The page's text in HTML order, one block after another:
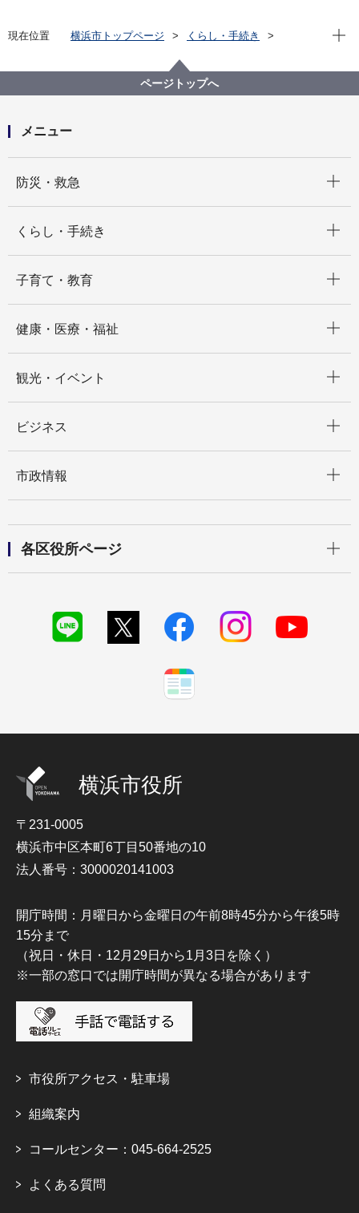
現在位置 横浜市トップページ
くらし・手続き
横浜市都市美対策審議会
横浜市都市美対策審議会 政策検討部会の議事録
第６回横浜市都市美対策審議会政策検討部会議事録
現在
ページトップへ
メニュー
防災・救急
くらし・手続き
子育て・教育
健康・医療・福祉
観光・イベント
ビジネス
市政情報
各区役所ページ
横浜市役所
〒231-0005
横浜市中区本町6丁目50番地の10
法人番号：3000020141003
開庁時間：月曜日から金曜日の午前8時45分から午後5時
15分まで
（祝日・休日・12月29日から1月3日を除く）
※一部の窓口では開庁時間が異なる場合があります
市役所アクセス・駐車場
組織案内
コールセンター：045-664-2525
よくある質問